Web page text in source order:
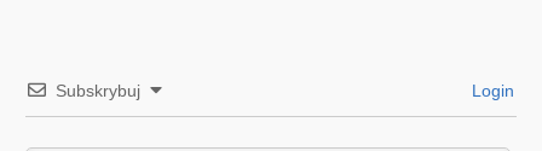
Subskrybuj Login